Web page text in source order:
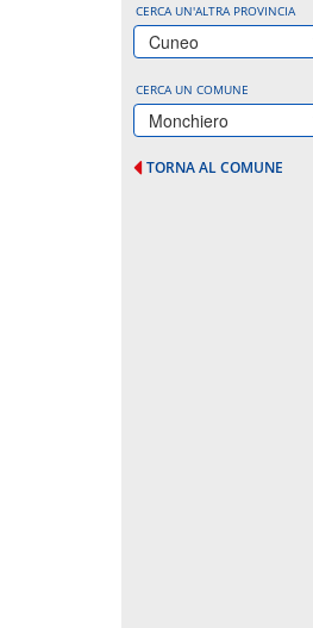
CERCA UN'ALTRA PROVINCIA
Cuneo
CERCA UN COMUNE
Monchiero
TORNA AL COMUNE